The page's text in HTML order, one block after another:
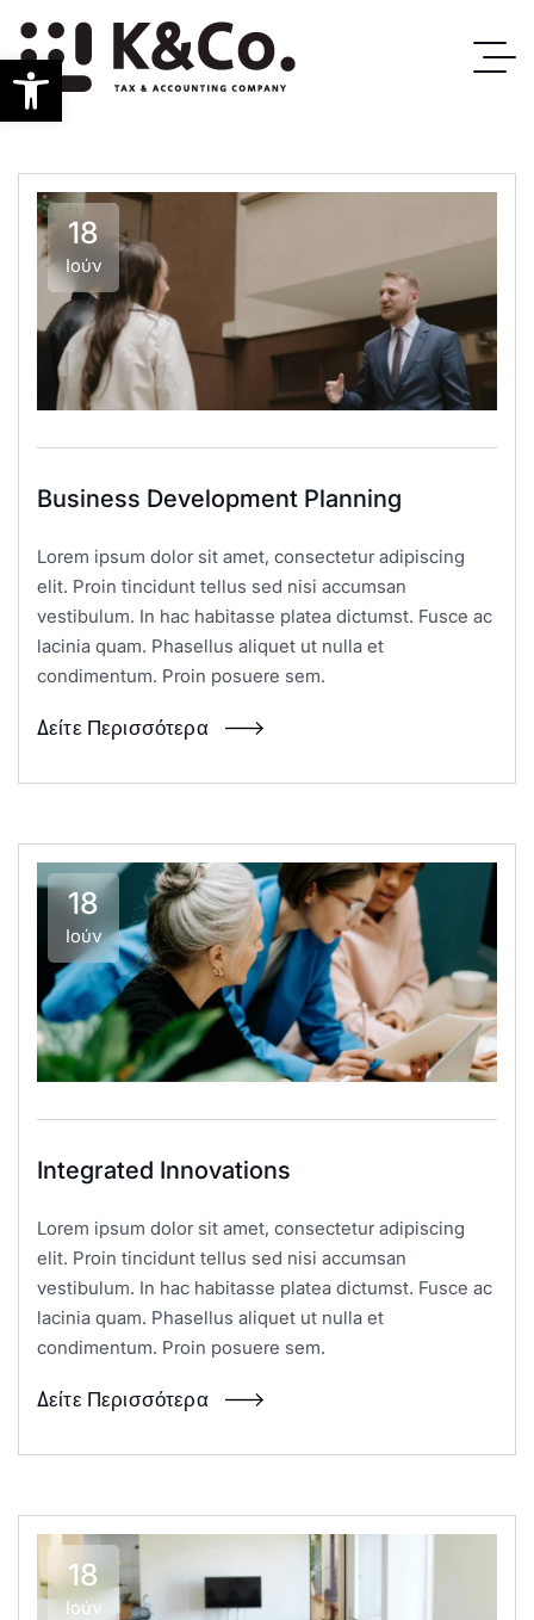
Ανοίξτε τη γραμμή εργαλείων
18
Ιούν
Business Development Planning
Lorem ipsum dolor sit amet, consectetur adipiscing
elit. Proin tincidunt tellus sed nisi accumsan
vestibulum. In hac habitasse platea dictumst. Fusce ac
lacinia quam. Phasellus aliquet ut nulla et
condimentum. Proin posuere sem.
Δείτε Περισσότερα
18
Ιούν
Integrated Innovations
Lorem ipsum dolor sit amet, consectetur adipiscing
elit. Proin tincidunt tellus sed nisi accumsan
vestibulum. In hac habitasse platea dictumst. Fusce ac
lacinia quam. Phasellus aliquet ut nulla et
condimentum. Proin posuere sem.
Δείτε Περισσότερα
18
Ιούν